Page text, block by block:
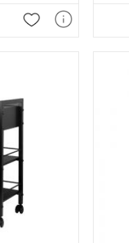
Lägg till i favoriter